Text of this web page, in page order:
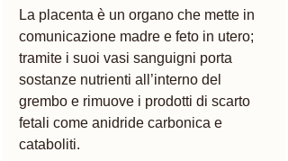
La placenta è un organo che mette in
comunicazione madre e feto in utero;
tramite i suoi vasi sanguigni porta
sostanze nutrienti all’interno del
grembo e rimuove i prodotti di scarto
fetali come anidride carbonica e
cataboliti.